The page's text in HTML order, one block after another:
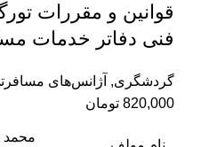
قوانین و مقررات
فنی دفاتر خدمات
گردشگری, آژانس‌های
820,000 تومان
محمد